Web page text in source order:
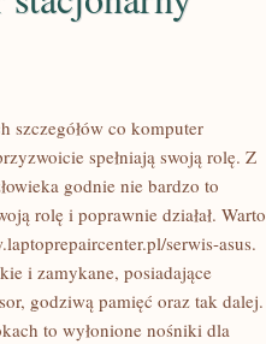
szczegółów co komputer
spełniają swoją rolę. Z
godnie nie bardzo to
rolę i poprawnie działał. Warto
serwis-asus.
i zamykane, posiadające
godziwą pamięć oraz tak dalej.
to wyłonione nośniki dla